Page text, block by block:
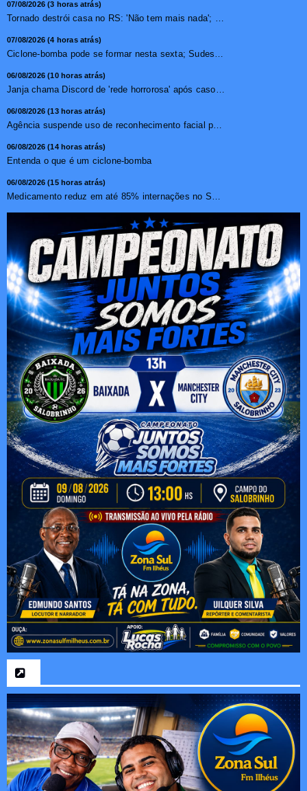
07/08/2026 (3 horas atrás)
Tornado destrói casa no RS: 'Não tem mais nada'; vídeo ...
07/08/2026 (4 horas atrás)
Ciclone-bomba pode se formar nesta sexta; Sudeste terá mai...
06/08/2026 (10 horas atrás)
Janja chama Discord de 'rede horrorosa' após caso de suic�...
06/08/2026 (13 horas atrás)
Agência suspende uso de reconhecimento facial para chamada...
06/08/2026 (14 horas atrás)
Entenda o que é um ciclone-bomba
06/08/2026 (15 horas atrás)
Medicamento reduz em até 85% internações no SUS por fibr...